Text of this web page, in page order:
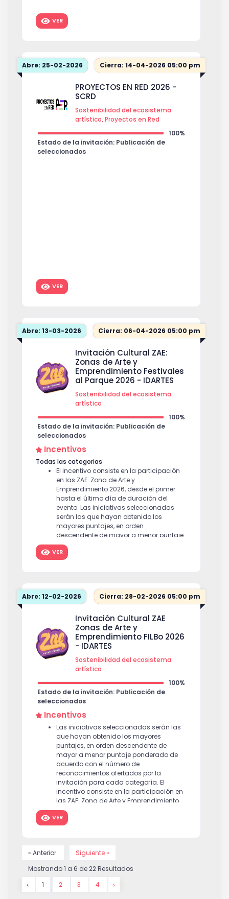
VER
Abre: 25-02-2026 Cierra: 14-04-2026 05:00 pm
PROYECTOS EN RED 2026 -
SCRD
Sostenibilidad del ecosistema
artístico, Proyectos en Red
100%
Estado de la invitación: Publicación de
seleccionados
VER
Abre: 13-03-2026 Cierra: 06-04-2026 05:00 pm
Invitación Cultural ZAE:
Zonas de Arte y
Emprendimiento Festivales
al Parque 2026 - IDARTES
Sostenibilidad del ecosistema
artístico
100%
Estado de la invitación: Publicación de
seleccionados
Incentivos
Todas las categorias
El incentivo consiste en la participación
en las ZAE: Zona de Arte y
Emprendimiento 2026, desde el primer
hasta el último día de duración del
evento. Las iniciativas seleccionadas
serán las que hayan obtenido los
mayores puntajes, en orden
descendente de mayor a menor puntaje
ponderado de acuerdo con el número
de incentivos ofertados por la invitación
para cada categoría.
VER
Abre: 12-02-2026 Cierra: 28-02-2026 05:00 pm
Invitación Cultural ZAE
Zonas de Arte y
Emprendimiento FILBo 2026
- IDARTES
Sostenibilidad del ecosistema
artístico
100%
Estado de la invitación: Publicación de
seleccionados
Incentivos
Las iniciativas seleccionadas serán las
que hayan obtenido los mayores
puntajes, en orden descendente de
mayor a menor puntaje ponderado de
acuerdo con el número de
reconocimientos ofertados por la
invitación para cada categoría. El
incentivo consiste en la participación en
las ZAE: Zona de Arte y Emprendimiento
FILBo 2026, desde el primer hasta el
último día de duración del evento.
VER
« Anterior
Siguiente »
Mostrando1 a 6 de 22Resultados
1
2 3 4